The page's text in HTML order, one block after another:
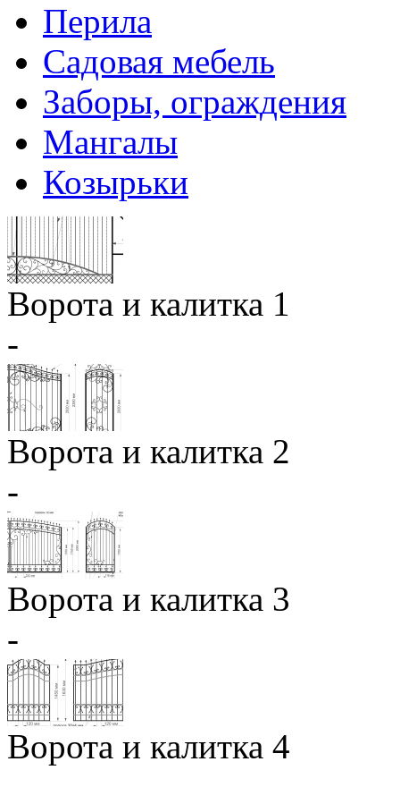
Перила
Садовая мебель
Заборы, ограждения
Мангалы
Козырьки
Ворота и калитка 1
-
Ворота и калитка 2
-
Ворота и калитка 3
-
Ворота и калитка 4